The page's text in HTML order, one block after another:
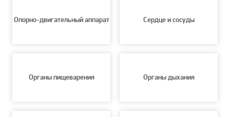
Опорно-двигательный аппарат Сердце и сосуды
Органы пищеварения Органы дыхания